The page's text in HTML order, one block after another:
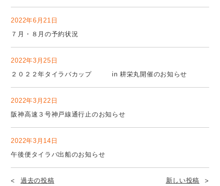
2022年6月21日
７月・８月の予約状況
2022年3月25日
２０２２年タイラバカップ in 耕栄丸開催のお知らせ
2022年3月22日
阪神高速３号神戸線通行止のお知らせ
2022年3月14日
午後便タイラバ出船のお知らせ
過去の投稿 新しい投稿